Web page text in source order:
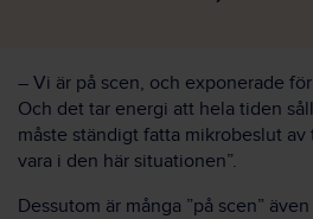
– Vi är på scen, och exponerade
Och det tar energi att hela tiden
måste ständigt fatta mikrobeslut av
vara i den här situationen”.
Dessutom är många ”på scen”